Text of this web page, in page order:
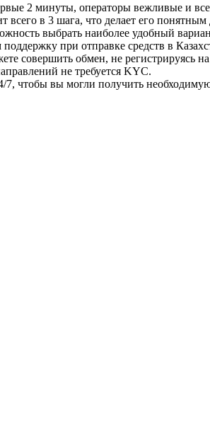
2 минуты, операторы вежливые и
всего в 3 шага, что делает его понятным
выбрать наиболее удобный
поддержку при отправке средств в
совершить обмен, не регистрируясь на
не требуется KYC.
7, чтобы вы могли получить